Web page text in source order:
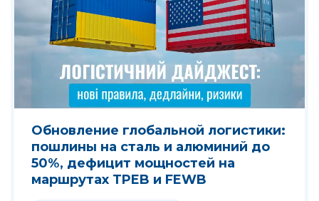
Обновление глобальной логистики:
пошлины на сталь и алюминий до
50%, дефицит мощностей на
маршрутах TPEB и FEWB